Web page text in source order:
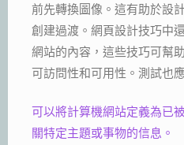
前先轉換圖像。這有助於設
創建過渡。網頁設計技巧中
網站的內容，這些技巧可幫助
可訪問性和可用性。測試也
可以將計算機網站定義為已
關特定主題或事物的信息。